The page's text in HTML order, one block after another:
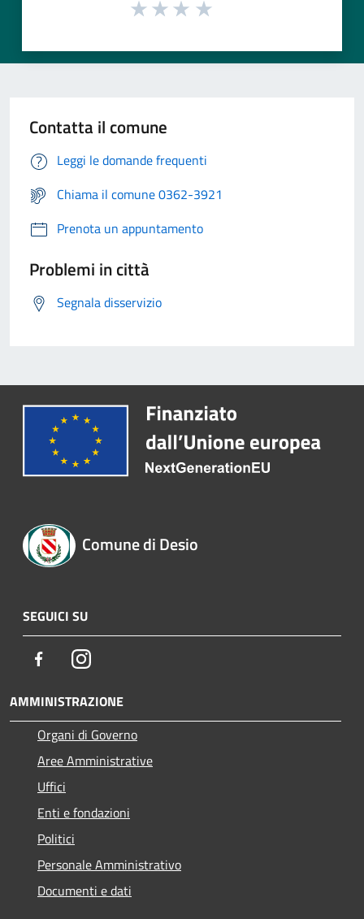
Contatta il comune
Leggi le domande frequenti
Chiama il comune 0362-3921
Prenota un appuntamento
Problemi in città
Segnala disservizio
Comune di Desio
SEGUICI SU
FacebookInstagram
AMMINISTRAZIONE
Organi di Governo
Aree Amministrative
Uffici
Enti e fondazioni
Politici
Personale Amministrativo
Documenti e dati